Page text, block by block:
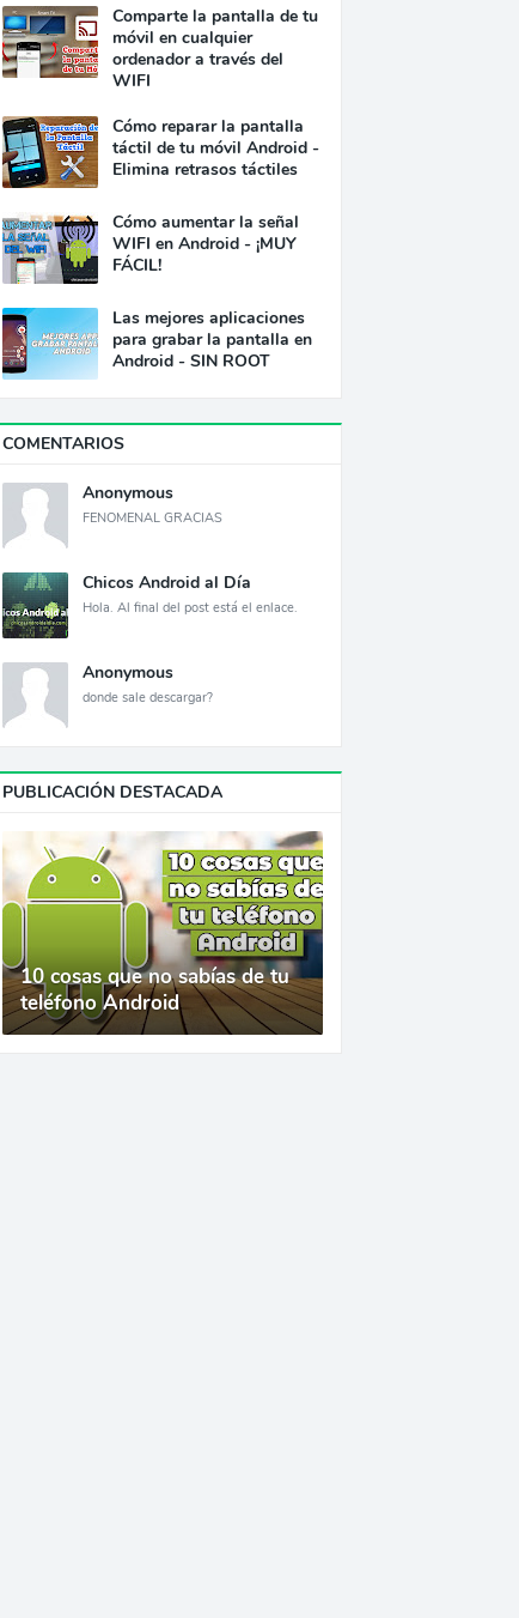
Comparte la pantalla de tu
móvil en cualquier
ordenador a través del
WIFI
Cómo reparar la pantalla
táctil de tu móvil Android -
Elimina retrasos táctiles
Cómo aumentar la señal
WIFI en Android - ¡MUY
FÁCIL!
Las mejores aplicaciones
para grabar la pantalla en
Android - SIN ROOT
COMENTARIOS
Anonymous
FENOMENAL GRACIAS
Chicos Android al Día
Hola. Al final del post está el enlace.
Anonymous
donde sale descargar?
PUBLICACIÓN DESTACADA
10 cosas que no sabías de tu
teléfono Android